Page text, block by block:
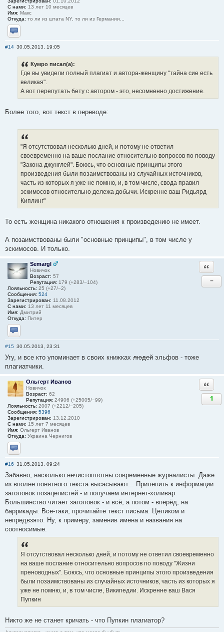
С нами: 13 лет 10 месяцев
Имя: Макс
Откуда: то ли из штата NY, то ли из Германии...
Отправить личное сообщение
#14 30.05.2013, 19:05
Кумро писал(а):
Где вы увидели полный плагиат и автора-женщину "тайна сие есть
великая".
А вот перепутать бету с автором - это, несомненно достижение.
Более того, вот текст в переводе:
"Я отсутствовал несколько дней, и потому не ответил
своевременно на ваше послание относительно вопросов по поводу
"Закона джунглей". Боюсь, что основные принципы этого
произведения были позаимствованы из случайных источников,
часть из которых я уже не помню, и, в том числе, свода правил
эскимосов относительно дележа добычи. Искренне ваш Ридьярд
Киплинг"
То есть женщина никакого отношения к произведению не имеет.
А позаимствованы были "основные принципы", в том числе у
эскимосов. И только.
Semargl
Новичок
Возраст: 57
Репутация: 179 (+283/−104)
Лояльность: 25 (+27/−2)
Сообщения: 524
Зарегистрирован: 11.08.2012
С нами: 13 лет 11 месяцев
Имя: Дмитрий
Откуда: Питер
Отправить личное сообщение
−
#15 30.05.2013, 23:31
Угу, и все кто упоминает в своих книжках людей эльфов - тоже
плагиатчики.
Ольгерт Иванов
Новичок
Возраст: 62
Репутация: 24906 (+25005/−99)
Лояльность: 2007 (+2212/−205)
Сообщения: 5396
Зарегистрирован: 13.12.2010
С нами: 15 лет 7 месяцев
Имя: Ольгерт Иванов
Откуда: Украина Чернигов
Отправить личное сообщение
1
#16 31.05.2013, 09:24
Забавно, насколько нечистоплотны современные журналисты. Даже
из вполне понятного текста высасывают... Прилепить к информации
заголовок позацепистей - и получаем интернет-холивар.
Большинство читает заголовок - и всё, а потом - вперёд, на
баррикады. Все-таки, прочитайте текст письма. Целиком и
непредвзято. Ну, к примеру, заменив имена и названия на
соотносимые.
Я отсутствовал несколько дней, и потому не ответил своевременно
на ваше послание относительно вопросов по поводу "Жизни
преноводных". Боюсь, что основные принципы этого произведения
были позаимствованы из случайных источников, часть из которых я
уже не помню, и, в том числе, Википедии. Искренне ваш Вася
Пупкин
Никто же не станет кричать - что Пупкин плагиатор?